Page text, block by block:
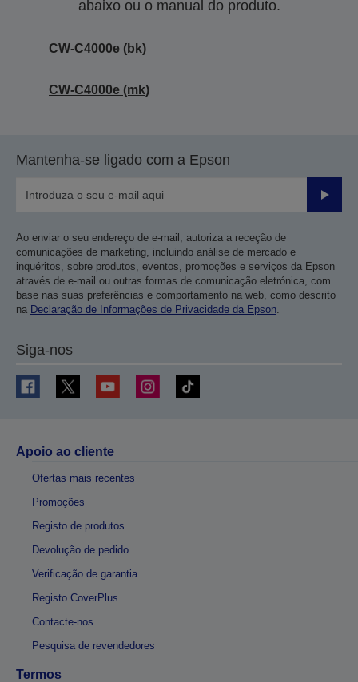
abaixo ou o manual do produto.
CW-C4000e (bk)
CW-C4000e (mk)
Mantenha-se ligado com a Epson
Enviar
Ao enviar o seu endereço de e-mail, autoriza a receção de
comunicações de marketing, incluindo análise de mercado e
inquéritos, sobre produtos, eventos, promoções e serviços da Epson
através de e-mail ou outras formas de comunicação eletrónica, com
base nas suas preferências e comportamento na web, como descrito
na Declaração de Informações de Privacidade da Epson.
Siga-nos
Apoio ao cliente
Ofertas mais recentes
Promoções
Registo de produtos
Devolução de pedido
Verificação de garantia
Registo CoverPlus
Contacte-nos
Pesquisa de revendedores
Termos